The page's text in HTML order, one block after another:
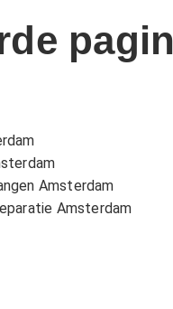
Amsterdam
Amsterdam